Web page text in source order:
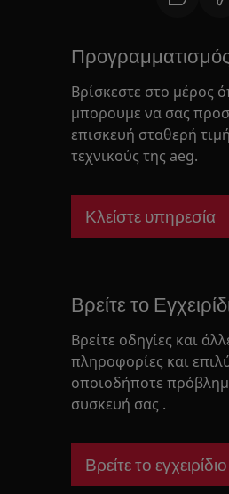
Βρίσκεστε στο μέρος
μπορουμε να σας
επισκευή σταθερή
τεχνικούς της aeg.
Κλείστε υπηρεσία
Βρείτε το
Βρείτε οδηγίες και
πληροφορίες και
οποιοδήποτε
συσκευή σας .
Βρείτε το εγχειρίδιο